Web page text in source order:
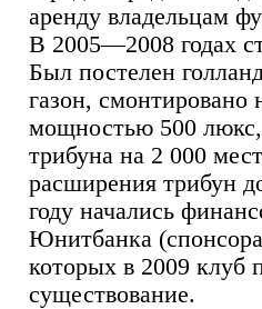
аренду владельцам
В 2005—2008 годах
Был постелен
газон, смонтировано
мощностью 500 люкс,
трибуна на 2 000
расширения трибун
году начались
Юнитбанка
которых в 2009 клуб
существование.